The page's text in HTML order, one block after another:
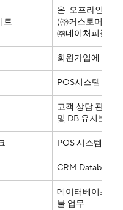
트
온-오프라인 매
(㈜커스토머인사
㈜네이처피플에
회원가입에 대한
POS시스템 모듈
고객 상담 관리
및 DB 유지보수
POS 시스템 운
CRM Database
데이터베이스 등
불 업무